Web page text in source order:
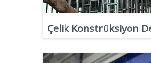
Çelik Konstrüksiyon